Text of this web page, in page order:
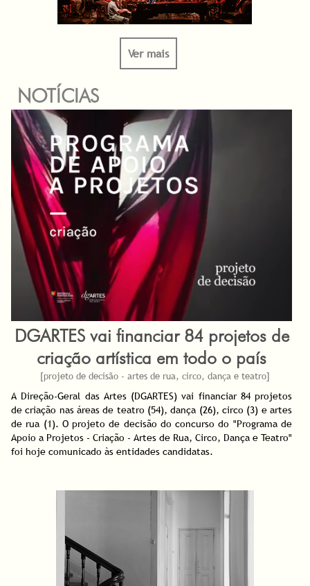
Ver mais
NOTÍCIAS
DGARTES vai financiar 84 projetos de
criação artística em todo o país
[projeto de decisão - artes de rua, circo, dança e teatro]
A Direção-Geral das Artes (DGARTES) vai financiar 84 projetos
de criação nas áreas de teatro (54), dança (26), circo (3) e artes
de rua (1). O projeto de decisão do concurso do "Programa de
Apoio a Projetos - Criação - Artes de Rua, Circo, Dança e Teatro"
foi hoje comunicado às entidades candidatas.